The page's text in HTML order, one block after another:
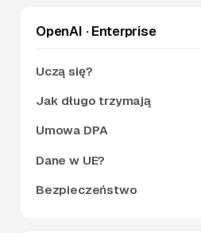
OpenAI · Enterprise